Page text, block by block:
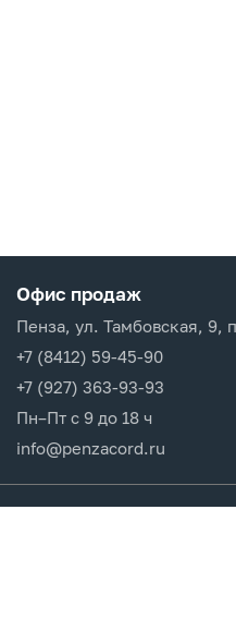
Офис продаж
Пенза, ул. Тамбовская, 9,
+7 (8412) 59-45-90
+7 (927) 363-93-93
Пн–Пт с 9 до 18 ч
info@penzacord.ru
Производители